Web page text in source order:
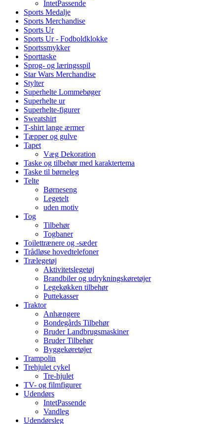
IntetPassende
Sports Medalje
Sports Merchandise
Sports Ur
Sports Ur - Fodboldklokke
Sportssmykker
Sporttaske
Sprog- og læringsspil
Star Wars Merchandise
Stylter
Superhelte Lommebøger
Superhelte ur
Superhelte-figurer
Sweatshirt
T-shirt lange ærmer
Tæpper og gulve
Tapet
Væg Dekoration
Taske og tilbehør med karaktertema
Taske til børneleg
Telte
Børneseng
Legetelt
uden motiv
Tog
Tilbehør
Togbaner
Toilettrænere og -sæder
Trådløse hovedtelefoner
Trælegetøj
Aktivitetslegetøj
Brandbiler og udrykningskøretøjer
Legekøkken tilbehør
Puttekasser
Traktor
Anhængere
Bondegårds Tilbehør
Bruder Landbrugsmaskiner
Bruder Tilbehør
Byggekøretøjer
Trampolin
Trehjulet cykel
Tre-hjulet
TV- og filmfigurer
Udendørs
IntetPassende
Vandleg
Udendørsleg